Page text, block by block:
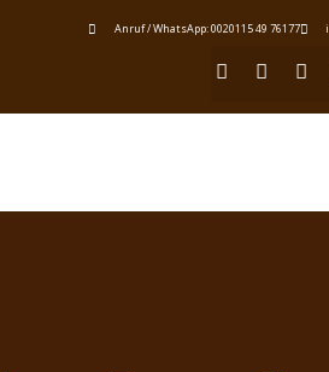
Anruf / WhatsApp: 0020115 49 76177